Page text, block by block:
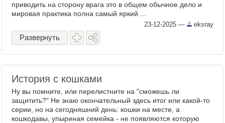
приводить на сторону врага это в общем обычное дело и
мировая практика полна самый яркий ...
23-12-2025 — eksray
Развернуть
История с кошками
Ну вы помните, или перелистните на "сможешь ли
защитить?" Не знаю окончательный здесь итог или какой-то
серии, но на сегодняшний день: кошки на месте, а
кошкодавы, упыриная семейка - не появляются которую